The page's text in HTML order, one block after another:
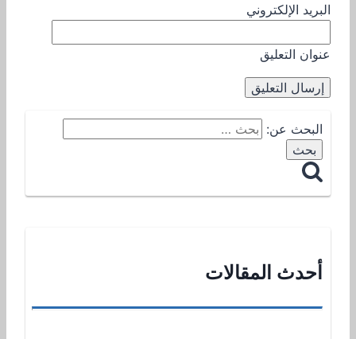
البريد الإلكتروني
عنوان التعليق
البحث عن:
أحدث المقالات